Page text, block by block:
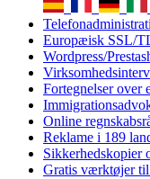
Europæisk SSL/
Wordpress/
Fortegnelser over
Online
Reklame i 189
Sikkerhedskopier
Gratis værktøjer